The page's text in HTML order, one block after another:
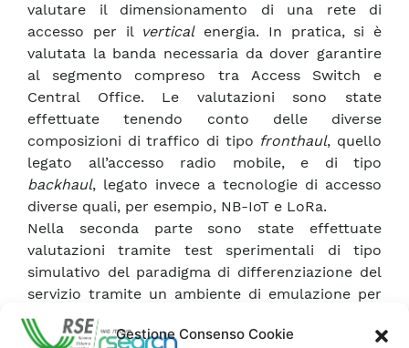
Gestione Consenso Cookie
valutare il dimensionamento di una rete di
accesso per il verticalenergia. In pratica, si è
valutata la banda necessaria da dover garantire
al segmento compreso tra Access Switch e
Central Office. Le valutazioni sono state
effettuate tenendo conto delle diverse
composizioni di traffico di tipo fronthaul, quello
legato all’accesso radio mobile, e di tipo
backhaul, legato invece a tecnologie di accesso
diverse quali, per esempio, NB-IoT e LoRa.
Nella seconda parte sono state effettuate
valutazioni tramite test sperimentali di tipo
simulativo del paradigma di differenziazione del
servizio tramite un ambiente di emulazione per
reti 5G, ovvero NS3 (Network Simulator 3). È
stata quindi portata l’architettura DiffServ del